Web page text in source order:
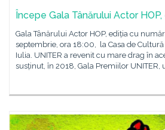
Începe Gala Tânărului Actor
Gala Tânărului Actor HOP, ediția cu
septembrie, ora 18:00, la Casa de
Iulia. UNITER a revenit cu mare drag în
susținut, în 2018, Gala Premiilor UNITER,